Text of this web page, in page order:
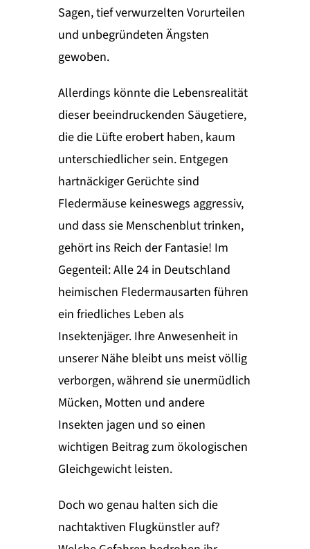
Sagen, tief verwurzelten Vorurteilen
und unbegründeten Ängsten
gewoben.
Allerdings könnte die Lebensrealität
dieser beeindruckenden Säugetiere,
die die Lüfte erobert haben, kaum
unterschiedlicher sein. Entgegen
hartnäckiger Gerüchte sind
Fledermäuse keineswegs aggressiv,
und dass sie Menschenblut trinken,
gehört ins Reich der Fantasie! Im
Gegenteil: Alle 24 in Deutschland
heimischen Fledermausarten führen
ein friedliches Leben als
Insektenjäger. Ihre Anwesenheit in
unserer Nähe bleibt uns meist völlig
verborgen, während sie unermüdlich
Mücken, Motten und andere
Insekten jagen und so einen
wichtigen Beitrag zum ökologischen
Gleichgewicht leisten.
Doch wo genau halten sich die
nachtaktiven Flugkünstler auf?